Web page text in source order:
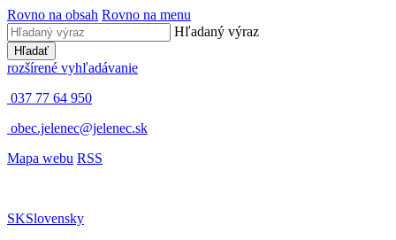
Rovno na obsah Rovno na menu
Hľadaný výraz
Hľadať
rozšírené vyhľadávanie
037 77 64 950
obec.jelenec@jelenec.sk
Mapa webu RSS
SKSlovensky